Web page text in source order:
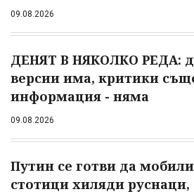
09.08.2026
ДЕНЯТ В НЯКОЛКО РЕДА:
версии има, критики
информация - няма
09.08.2026
Путин се готви да
стотици хиляди руснаци,